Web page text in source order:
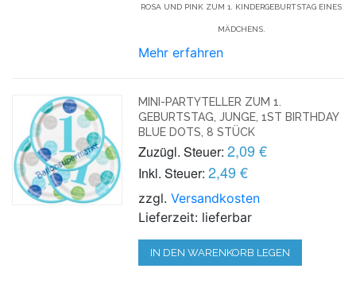
ROSA UND PINK ZUM 1. KINDERGEBURTSTAG EINES
MÄDCHENS.
Mehr erfahren
MINI-PARTYTELLER ZUM 1.
GEBURTSTAG, JUNGE, 1ST BIRTHDAY
BLUE DOTS, 8 STÜCK
Zuzügl. Steuer: 2,09 €
Inkl. Steuer: 2,49 €
zzgl.Versandkosten
Lieferzeit: lieferbar
IN DEN WARENKORB LEGEN